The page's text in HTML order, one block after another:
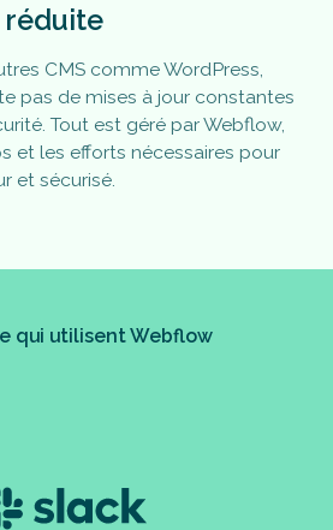
réduite
CMS comme WordPress,
pas de mises à jour constantes
Tout est géré par Webflow,
et les efforts nécessaires pour
et sécurisé.
qui utilisent Webflow